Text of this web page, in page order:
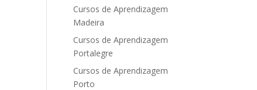
Cursos de Aprendizagem
Madeira
Cursos de Aprendizagem
Portalegre
Cursos de Aprendizagem
Porto